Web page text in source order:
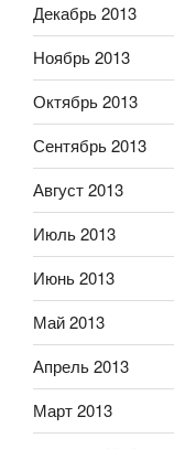
Декабрь 2013
Ноябрь 2013
Октябрь 2013
Сентябрь 2013
Август 2013
Июль 2013
Июнь 2013
Май 2013
Апрель 2013
Март 2013